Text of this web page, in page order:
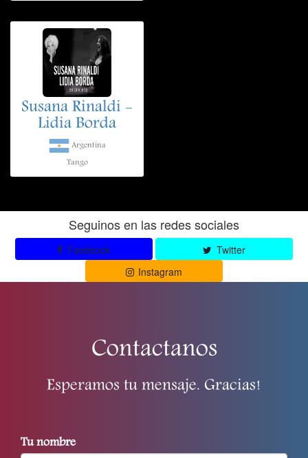
Susana Rinaldi -
Lidia Borda
Argentina
Tango
Seguinos en las redes sociales
Facebook
Twitter
Instagram
Contactanos
Esperamos tu mensaje. Gracias!
Tu nombre